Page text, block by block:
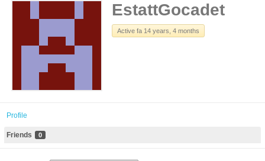
EstattGocadet
Active fa 14 years, 4 months
Profile
Friends 0